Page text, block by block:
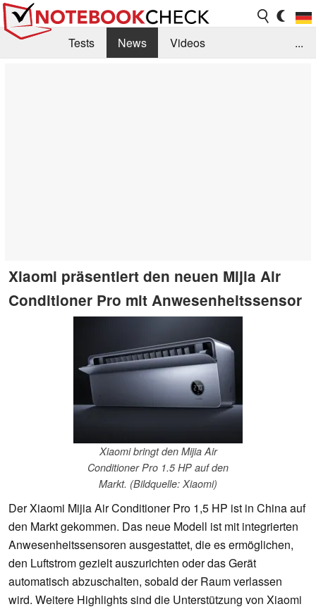
Tests News
Videos
...
Xiaomi präsentiert den neuen Mijia Air
Conditioner Pro mit Anwesenheitssensor
Xiaomi bringt den Mijia Air
Conditioner Pro 1.5 HP auf den
Markt. (Bildquelle: Xiaomi)
Der Xiaomi Mijia Air Conditioner Pro 1,5 HP ist in China auf
den Markt gekommen. Das neue Modell ist mit integrierten
Anwesenheitssensoren ausgestattet, die es ermöglichen,
den Luftstrom gezielt auszurichten oder das Gerät
automatisch abzuschalten, sobald der Raum verlassen
wird. Weitere Highlights sind die Unterstützung von Xiaomi